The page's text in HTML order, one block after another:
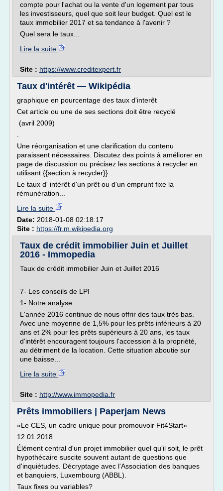
compte pour l'achat ou la vente d'un logement par tous
les investisseurs, quel que soit leur budget. Quel est le
taux immobilier 2017 et sa tendance à l'avenir ?
Quel sera le taux...
Lire la suite
Site : https://www.creditexpert.fr
Taux d'intérêt — Wikipédia
graphique en pourcentage des taux d'interêt
Cet article ou une de ses sections doit être recyclé
(avril 2009)
Une réorganisation et une clarification du contenu
paraissent nécessaires. Discutez des points à améliorer en
page de discussion ou précisez les sections à recycler en
utilisant {{section à recycler}} .
Le taux d' intérêt d'un prêt ou d'un emprunt fixe la
rémunération...
Lire la suite
Date: 2018-01-08 02:18:17
Site : https://fr.m.wikipedia.org
Taux de crédit immobilier Juin et Juillet
2016 - Immopedia
Taux de crédit immobilier Juin et Juillet 2016
7- Les conseils de LPI
1- Notre analyse
L'année 2016 continue de nous offrir des taux très bas.
Avec une moyenne de 1,5% pour les prêts inférieurs à 20
ans et 2% pour les prêts supérieurs à 20 ans, les taux
d'intérêt encouragent toujours l'accession à la propriété,
au détriment de la location. Cette situation aboutie sur
une baisse...
Lire la suite
Site : http://www.immopedia.fr
Prêts immobiliers | Paperjam News
«Le CES, un cadre unique pour promouvoir Fit4Start»
12.01.2018
Élément central d'un projet immobilier quel qu'il soit, le prêt
hypothécaire suscite souvent autant de questions que
d'inquiétudes. Décryptage avec l'Association des banques
et banquiers, Luxembourg (ABBL).
Taux fixes ou variables?